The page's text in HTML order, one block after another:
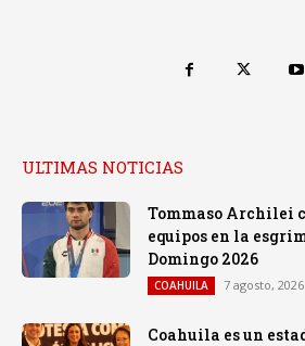
ULTIMAS NOTICIAS
Tommaso Archilei
equipos en la
Domingo 2026
COAHUILA 7 agosto, 2026
Coahuila es un